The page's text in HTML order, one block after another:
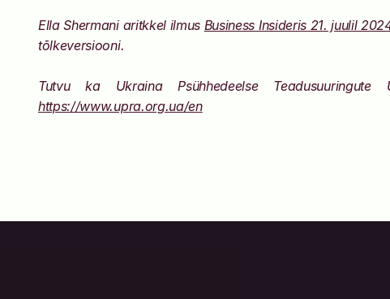
Ella Shermani aritkkel ilmus Business Insideris 21. juulil
tõlkeversiooni.
https://www.upra.org.ua/en